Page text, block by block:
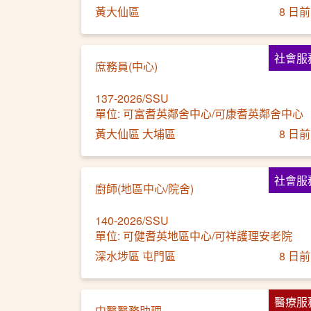
黃大仙區
8 日前
社會服
庶務員(中心)
137-2026/SSU
單位: 可富耆英鄰舍中心/可康耆英鄰舍中心
黃大仙區 大埔區
8 日前
社會服
廚師(地區中心/院舍)
140-2026/SSU
單位: 可健耆英地區中心/可祥護理安老院
深水埗區 屯門區
8 日前
醫療服